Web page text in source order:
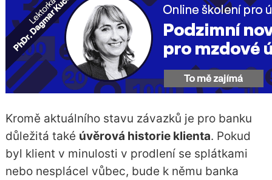
Kromě aktuálního stavu závazků je pro banku
důležitá také úvěrová historie klienta. Pokud
byl klient v minulosti v prodlení se splátkami
nebo nesplácel vůbec, bude k němu banka